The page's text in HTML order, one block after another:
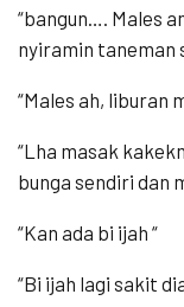
“bangun…. Males
nyiramin taneman
“Males ah, liburan
“Lha masak
bunga sendiri dan
“Kan ada bi ijah “
“Bi ijah lagi sakit